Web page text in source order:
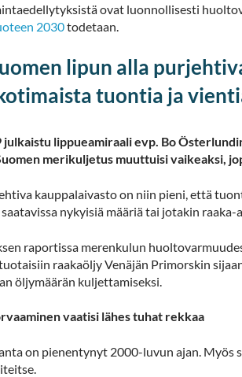
ovat luonnollisesti
2030todetaan.
lipun alla
tuontia ja
julkaistu lippueamiraali evp. Bo
merikuljetus muuttuisi vaikeaksi,
kauppalaivasto on niin pieni, että
nykyisiä määriä tai jotakin
raportissa merenkulun
raakaöljy Venäjän Primorskin
öljymäärän kuljettamiseksi.
vaatisi lähes tuhat rekkaa
on pienentynyt 2000-luvun ajan.